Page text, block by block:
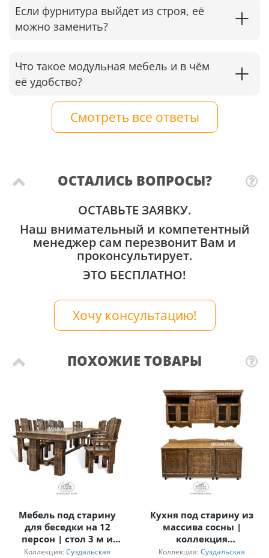
Если фурнитура выйдет из строя, её
можно заменить?
Что такое модульная мебель и в чём
её удобство?
Смотреть все ответы
ОСТАЛИСЬ ВОПРОСЫ?
ОСТАВЬТЕ ЗАЯВКУ.
Наш внимательный и компетентный
менеджер сам перезвонит Вам и
проконсультирует.
ЭТО БЕСПЛАТНО!
Хочу консультацию!
ПОХОЖИЕ ТОВАРЫ
Мебель под старину
для беседки на 12
персон | стол 3 м и
кресла с
Коллекция: Суздальская
Кухня под старину из
массива сосны |
коллекция
«Суздальская»
Коллекция: Суздальская